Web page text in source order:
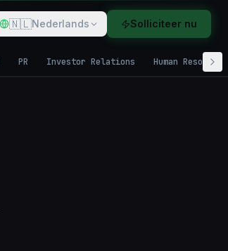
🇳🇱Nederlands Solliciteer nu
PR Investor Relations Human Resources